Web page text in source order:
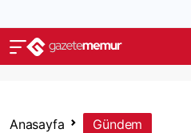
Anasayfa Gündem